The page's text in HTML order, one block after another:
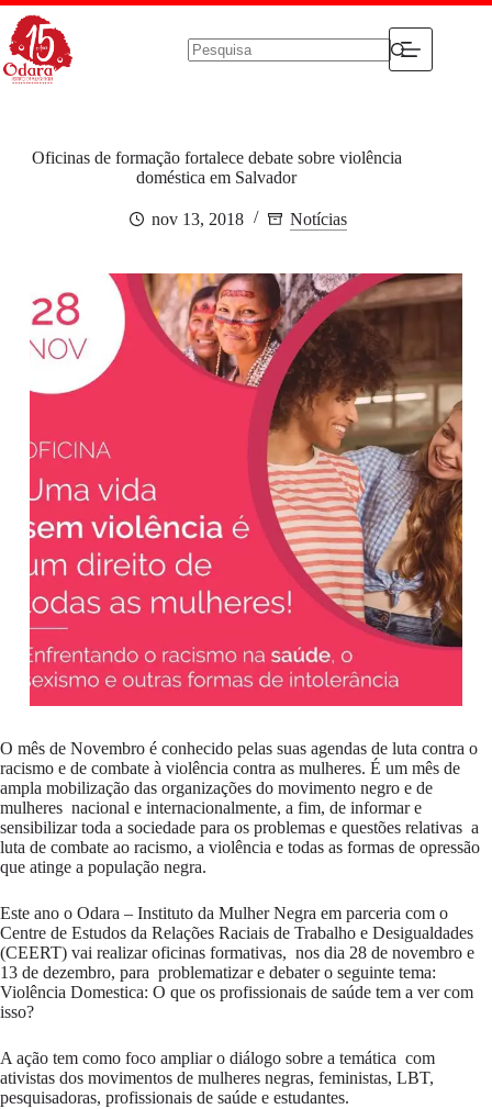
Pular
para
conteúdo
Oficinas de formação fortalece debate sobre violência
doméstica em Salvador
nov 13, 2018 Notícias
O mês de Novembro é conhecido pelas suas agendas de luta contra o
racismo e de combate à violência contra as mulheres. É um mês de
ampla mobilização das organizações do movimento negro e de
mulheres nacional e internacionalmente, a fim, de informar e
sensibilizar toda a sociedade para os problemas e questões relativas a
luta de combate ao racismo, a violência e todas as formas de opressão
que atinge a população negra.
Este ano o Odara – Instituto da Mulher Negra em parceria com o
Centre de Estudos da Relações Raciais de Trabalho e Desigualdades
(CEERT) vai realizar oficinas formativas, nos dia 28 de novembro e
13 de dezembro, para problematizar e debater o seguinte tema:
Violência Domestica: O que os profissionais de saúde tem a ver com
isso?
A ação tem como foco ampliar o diálogo sobre a temática com
ativistas dos movimentos de mulheres negras, feministas, LBT,
pesquisadoras, profissionais de saúde e estudantes.